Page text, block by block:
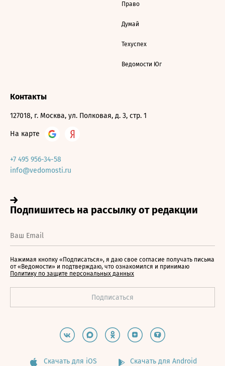
Право
Думай
Техуспех
Ведомости Юг
Контакты
127018, г. Москва, ул. Полковая, д. 3, стр. 1
На карте
+7 495 956-34-58
info@vedomosti.ru
Нажимая кнопку «Подписаться», я даю свое согласие получать письма
от «Ведомости» и подтверждаю, что ознакомился и принимаю
Политику по защите персональных данных
Скачать для iOS Скачать для Android